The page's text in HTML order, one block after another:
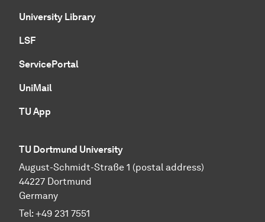
University Library
LSF
ServicePortal
UniMail
TU App
TU Dortmund University
August-Schmidt-Straße 1 (postal address)
44227 Dortmund
Germany
Tel: +49 231 7551